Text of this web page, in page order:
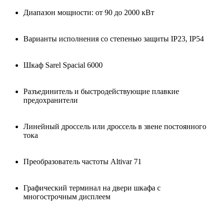
Диапазон мощности: от 90 до 2000 кВт
Варианты исполнения со степенью защиты IP23, IP54
Шкаф Sarel Spacial 6000
Разъединитель и быстродействующие плавкие
предохранители
Линейный дроссель или дроссель в звене постоянного
тока
Преобразователь частоты Altivar 71
Графический терминал на двери шкафа с
многострочным дисплеем